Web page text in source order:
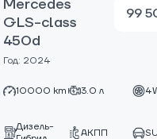
Mercedes
GLS-class
450d
Год: 2024
99
10000 km 3.0 л
Дизель-
АКПП